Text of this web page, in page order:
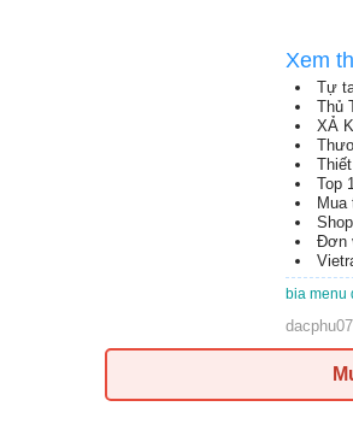
Xem
Tự
Thủ
XẢ
Top
Đơn
bia menu